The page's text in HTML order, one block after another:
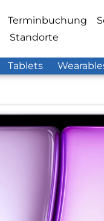
Terminbuchung
Standorte
Tablets